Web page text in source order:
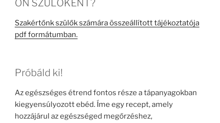
ÖN SZÜLŐKÉNT?
Szakértőnk szülők számára összeállított tájékoztatója
pdf formátumban.
Próbáld ki!
Az egészséges étrend fontos része a tápanyagokban
kiegyensúlyozott ebéd. Íme egy recept, amely
hozzájárul az egészséged megőrzéshez,